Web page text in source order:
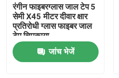
गुणवत्ता नियंत्रण
हमसे संपर्क करें
रंगीन फाइबरग्लास जाल टेप 5
सेमी X45 मीटर दीवार क्षार
प्रतिरोधी ग्लास फाइबर जाल
टेप चिपकाया
जांच भेजें